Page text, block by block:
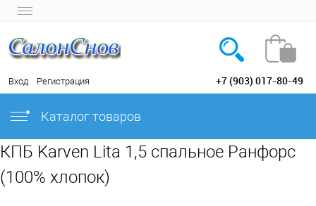
Вход Регистрация +7 (903) 017-80-49
Каталог товаров
КПБ Karven Lita 1,5 спальное Ранфорс
(100% хлопок)